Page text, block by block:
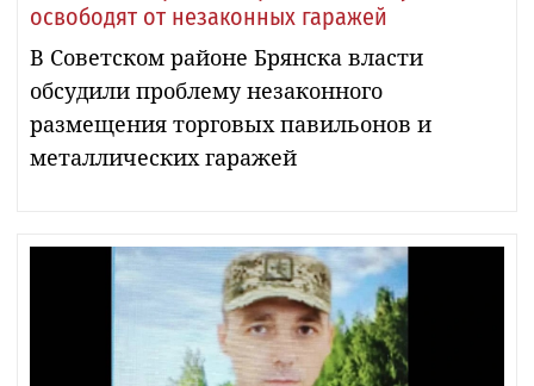
освободят от незаконных гаражей
В Советском районе Брянска власти
обсудили проблему незаконного
размещения торговых павильонов и
металлических гаражей